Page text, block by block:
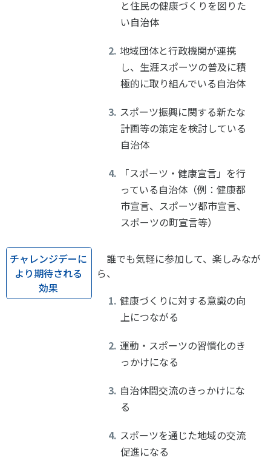
個人情報保護方針
ソーシャルメディア運営方針
© 2020
社会づくり
スポーツ振興団体との連携
【動画】スポーツでアクティブなまちづくり
知る学ぶ
SPORT POLICY INCUBATOR ―スポーツ政策の『卵』 ―
スポーツ 歴史の検証
スポーツ辞典
SSF BOOKS
と住民の健康づくりを図りた
い自治体
地域団体と行政機関が連携
し、生涯スポーツの普及に積
極的に取り組んでいる自治体
スポーツ振興に関する新たな
計画等の策定を検討している
自治体
「スポーツ・健康宣言」を行
っている自治体（例：健康都
市宣言、スポーツ都市宣言、
スポーツの町宣言等）
チャレンジデーに
より期待される
効果
誰でも気軽に参加して、楽しみなが
ら、
健康づくりに対する意識の向
上につながる
運動・スポーツの習慣化のき
っかけになる
自治体間交流のきっかけにな
る
スポーツを通じた地域の交流
促進になる